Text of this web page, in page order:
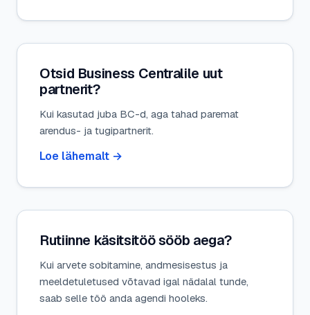
Otsid Business Centralile uut
partnerit?
Kui kasutad juba BC-d, aga tahad paremat
arendus- ja tugipartnerit.
Loe lähemalt →
Rutiinne käsitsitöö sööb aega?
Kui arvete sobitamine, andmesisestus ja
meeldetuletused võtavad igal nädalal tunde,
saab selle töö anda agendi hooleks.